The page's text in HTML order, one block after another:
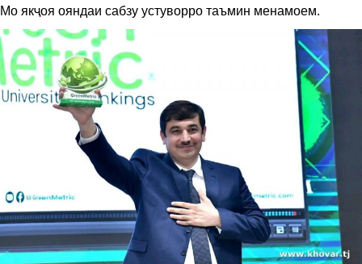
Мо якҷоя ояндаи сабзу устуворро таъмин менамоем.